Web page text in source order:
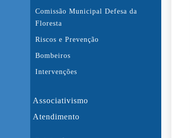
Comissão Municipal Defesa da
Floresta
Riscos e Prevenção
Bombeiros
Intervenções
Associativismo
Atendimento